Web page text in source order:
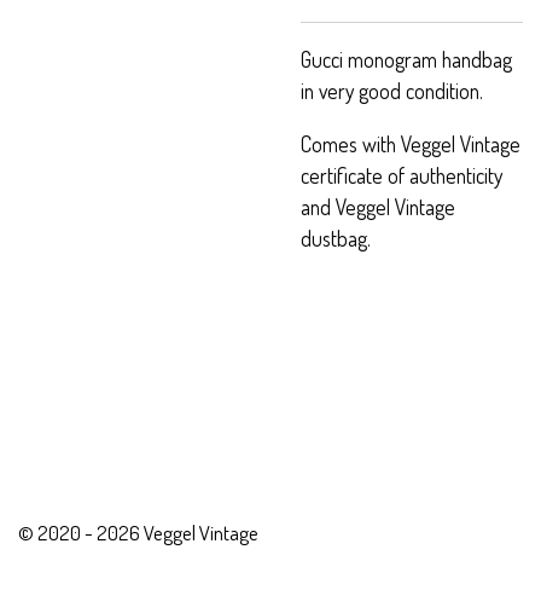
Gucci monogram handbag
in very good condition.
Comes with Veggel Vintage
certificate of authenticity
and Veggel Vintage
dustbag.
© 2020 - 2026 Veggel Vintage